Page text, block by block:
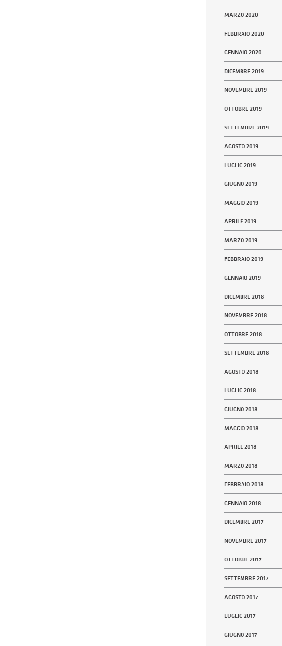
MARZO 2020
FEBBRAIO 2020
GENNAIO 2020
DICEMBRE 2019
NOVEMBRE 2019
OTTOBRE 2019
SETTEMBRE 2019
AGOSTO 2019
LUGLIO 2019
GIUGNO 2019
MAGGIO 2019
APRILE 2019
MARZO 2019
FEBBRAIO 2019
GENNAIO 2019
DICEMBRE 2018
NOVEMBRE 2018
OTTOBRE 2018
SETTEMBRE 2018
AGOSTO 2018
LUGLIO 2018
GIUGNO 2018
MAGGIO 2018
APRILE 2018
MARZO 2018
FEBBRAIO 2018
GENNAIO 2018
DICEMBRE 2017
NOVEMBRE 2017
OTTOBRE 2017
SETTEMBRE 2017
AGOSTO 2017
LUGLIO 2017
GIUGNO 2017